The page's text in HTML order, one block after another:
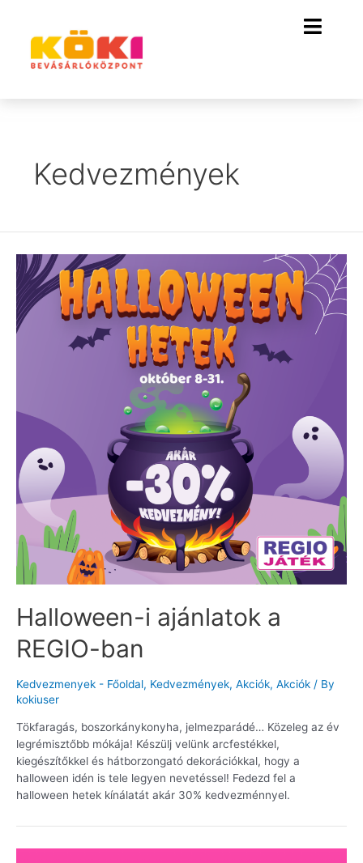
Kedvezmények
Halloween-i ajánlatok a
REGIO-ban
Kedvezmenyek - Főoldal, Kedvezmények, Akciók, Akciók / By
kokiuser
Tökfaragás, boszorkánykonyha, jelmezparádé… Közeleg az év
legrémisztőbb mókája! Készülj velünk arcfestékkel,
kiegészítőkkel és hátborzongató dekorációkkal, hogy a
halloween idén is tele legyen nevetéssel! Fedezd fel a
halloween hetek kínálatát akár 30% kedvezménnyel.